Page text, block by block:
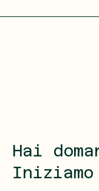
Hai